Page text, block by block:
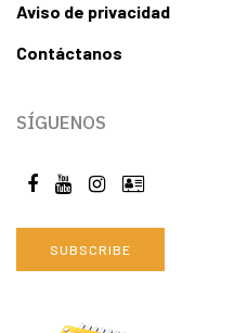
Aviso de privacidad
Contáctanos
SÍGUENOS
SUBSCRIBE